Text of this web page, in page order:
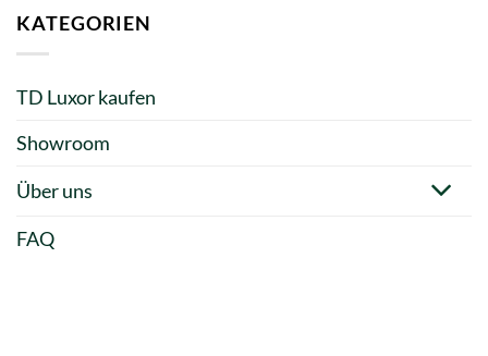
KATEGORIEN
TD Luxor kaufen
Showroom
Über uns
FAQ